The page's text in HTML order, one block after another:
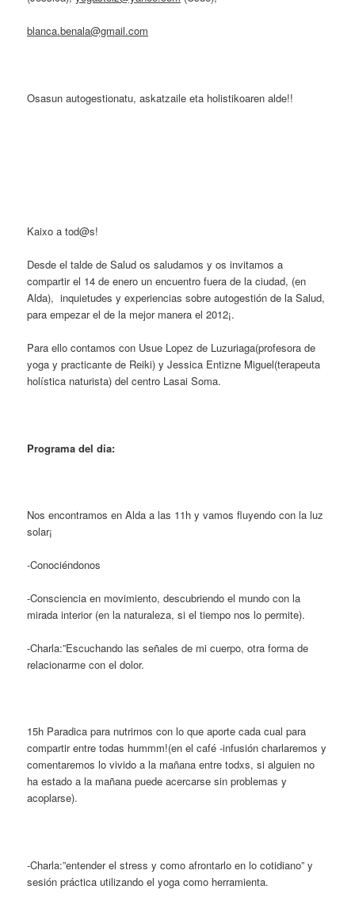
blanca.benala@gmail.com
Osasun autogestionatu, askatzaile eta holistikoaren alde!!
Kaixo a tod@s!
Desde el talde de Salud os saludamos y os invitamos a
compartir el 14 de enero un encuentro fuera de la ciudad, (en
Alda), inquietudes y experiencias sobre autogestión de la Salud,
para empezar el de la mejor manera el 2012¡.
Para ello contamos con Usue Lopez de Luzuriaga(profesora de
yoga y practicante de Reiki) y Jessica Entizne Miguel(terapeuta
holística naturista) del centro Lasai Soma.
Programa del dia:
Nos encontramos en Alda a las 11h y vamos fluyendo con la luz
solar¡
-Conociéndonos
-Consciencia en movimiento, descubriendo el mundo con la
mirada interior (en la naturaleza, si el tiempo nos lo permite).
-Charla:”Escuchando las señales de mi cuerpo, otra forma de
relacionarme con el dolor.
15h Paradica para nutrirnos con lo que aporte cada cual para
compartir entre todas hummm!(en el café -infusión charlaremos y
comentaremos lo vivido a la mañana entre todxs, si alguien no
ha estado a la mañana puede acercarse sin problemas y
acoplarse).
-Charla:”entender el stress y como afrontarlo en lo cotidiano” y
sesión práctica utilizando el yoga como herramienta.